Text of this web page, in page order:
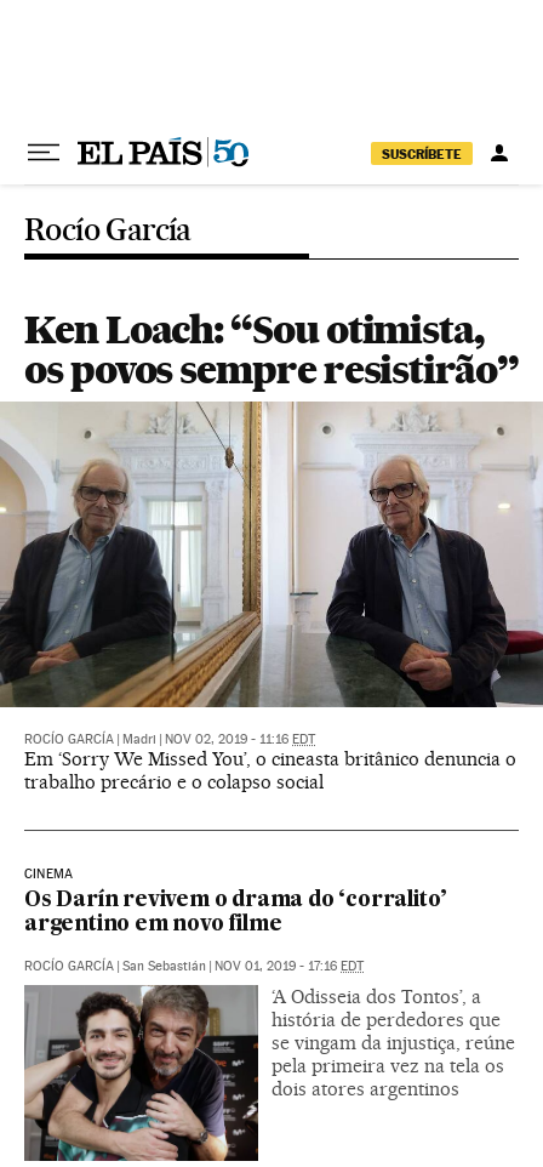
SUSCRÍBETE
Rocío García
Ken Loach: “Sou otimista,
os povos sempre resistirão”
ROCÍO GARCÍA Madri NOV 02, 2019 - 11:16 EDT
Em ‘Sorry We Missed You’, o cineasta britânico denuncia o
trabalho precário e o colapso social
CINEMA
Os Darín revivem o drama do ‘corralito’
argentino em novo filme
ROCÍO GARCÍA San Sebastián NOV 01, 2019 - 17:16 EDT
‘A Odisseia dos Tontos’, a
história de perdedores que
se vingam da injustiça, reúne
pela primeira vez na tela os
dois atores argentinos